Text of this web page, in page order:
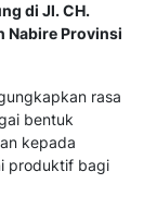
di Jl. CH.
Nabire Provinsi
rasa
bentuk
kepada
produktif bagi